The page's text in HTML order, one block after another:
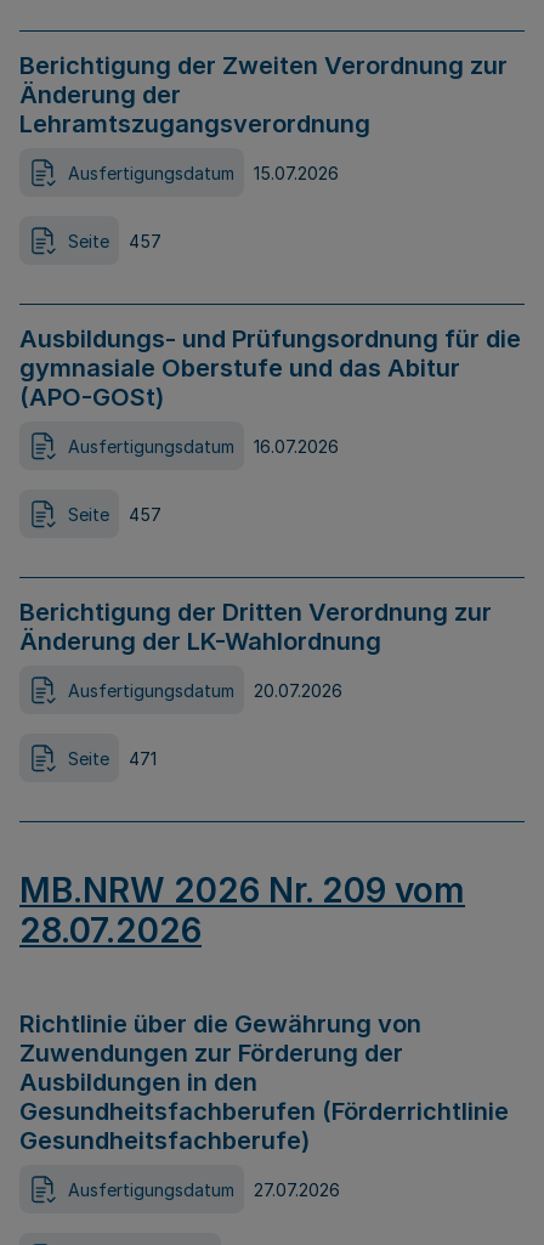
Berichtigung der Zweiten Verordnung zur
Änderung der
Lehramtszugangsverordnung
Ausfertigungsdatum 15.07.2026
Seite 457
Ausbildungs- und Prüfungsordnung für die
gymnasiale Oberstufe und das Abitur
(APO-GOSt)
Ausfertigungsdatum 16.07.2026
Seite 457
Berichtigung der Dritten Verordnung zur
Änderung der LK-Wahlordnung
Ausfertigungsdatum 20.07.2026
Seite 471
MB.NRW 2026 Nr. 209 vom
28.07.2026
Richtlinie über die Gewährung von
Zuwendungen zur Förderung der
Ausbildungen in den
Gesundheitsfachberufen (Förderrichtlinie
Gesundheitsfachberufe)
Ausfertigungsdatum 27.07.2026